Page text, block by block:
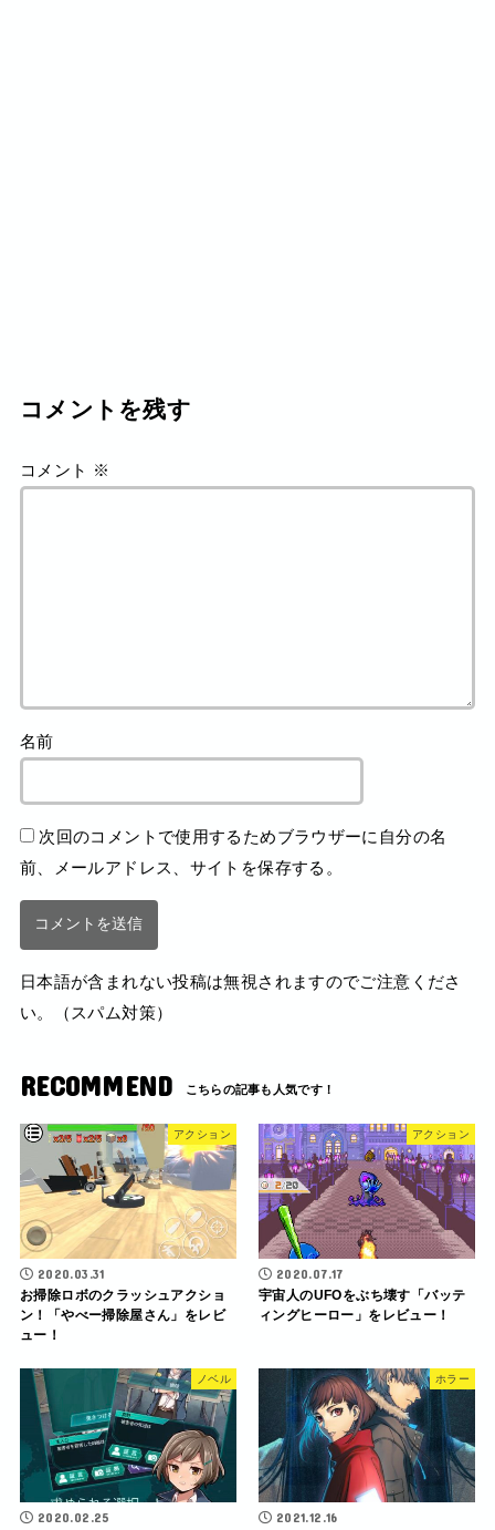
コメントを残す
コメント ※
名前
次回のコメントで使用するためブラウザーに自分の名
前、メールアドレス、サイトを保存する。
日本語が含まれない投稿は無視されますのでご注意くださ
い。（スパム対策）
RECOMMEND
アクション
2020.03.31
お掃除ロボのクラッシュアクショ
ン！「やべー掃除屋さん」をレビ
ュー！
アクション
2020.07.17
宇宙人のUFOをぶち壊す「バッテ
ィングヒーロー」をレビュー！
ノベル
2020.02.25
ホラー
2021.12.16